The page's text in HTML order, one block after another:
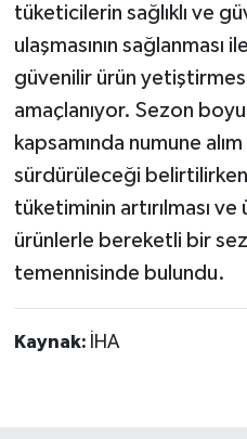
tüketicilerin sağlıklı ve
ulaşmasının sağlanması
güvenilir ürün
amaçlanıyor. Sezon
kapsamında numune alım
sürdürüleceği
tüketiminin artırılması
ürünlerle bereketli bir
temennisinde bulundu.
Kaynak: İHA